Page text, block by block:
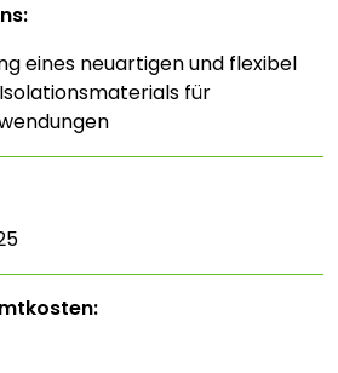
eines neuartigen und flexibel
für